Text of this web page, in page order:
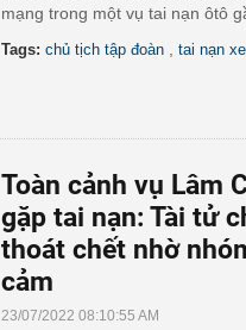
mạng trong một vụ tai nạn ôtô
Tags: chủ tịch tập đoàn tai nạn xe
Toàn cảnh vụ Lâm
gặp tai nạn: Tài tử
thoát chết nhờ
cảm
23/07/2022 08:10:55 AM